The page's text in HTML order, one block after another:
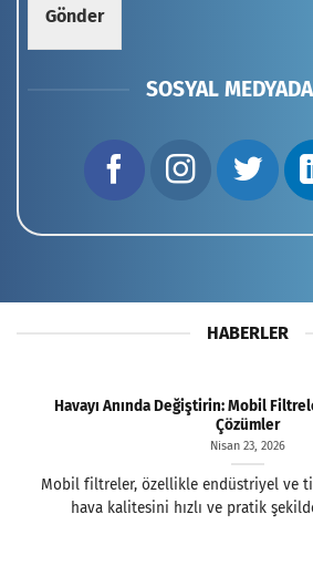
Gönder
SOSYAL
HABERLER
Havayı Anında Değiştirin: Mobil
Çözümler
Nisan 23, 2026
Mobil filtreler, özellikle endüstriyel ve
hava kalitesini hızlı ve pratik